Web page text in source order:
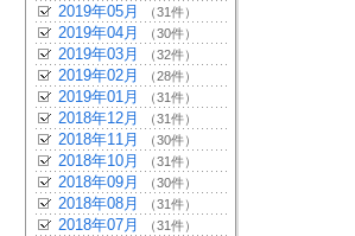
2019年05月 （31件）
2019年04月 （30件）
2019年03月 （32件）
2019年02月 （28件）
2019年01月 （31件）
2018年12月 （31件）
2018年11月 （30件）
2018年10月 （31件）
2018年09月 （30件）
2018年08月 （31件）
2018年07月 （31件）